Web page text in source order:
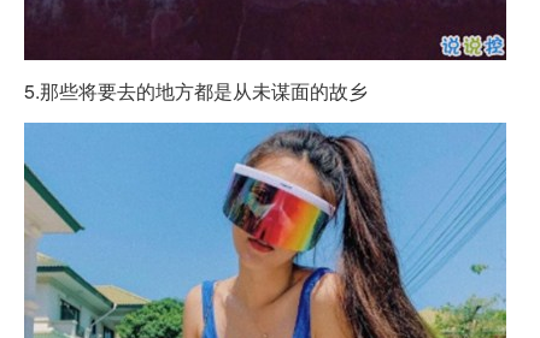
5.那些将要去的地方都是从未谋面的故乡